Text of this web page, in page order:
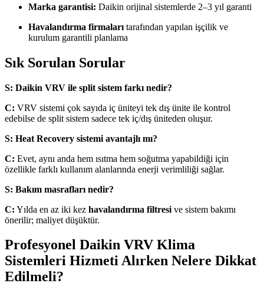
Marka garantisi: Daikin orijinal sistemlerde 2–3 yıl garanti
Havalandırma firmaları tarafından yapılan işçilik ve
kurulum garantili planlama
Sık Sorulan Sorular
S: Daikin VRV ile split sistem farkı nedir?
C: VRV sistemi çok sayıda iç üniteyi tek dış ünite ile kontrol
edebilse de split sistem sadece tek iç/dış üniteden oluşur.
S: Heat Recovery sistemi avantajlı mı?
C: Evet, aynı anda hem ısıtma hem soğutma yapabildiği için
özellikle farklı kullanım alanlarında enerji verimliliği sağlar.
S: Bakım masrafları nedir?
C: Yılda en az iki kez havalandırma filtresi ve sistem bakımı
önerilir; maliyet düşüktür.
Profesyonel Daikin VRV Klima
Sistemleri Hizmeti Alırken Nelere Dikkat
Edilmeli?